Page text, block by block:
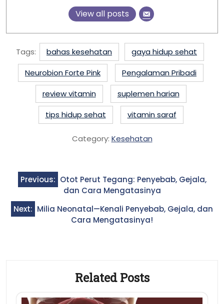
View all posts
Tags: bahas kesehatan
gaya hidup sehat
Neurobion Forte Pink
Pengalaman Pribadi
review vitamin
suplemen harian
tips hidup sehat
vitamin saraf
Category: Kesehatan
Post
navigation
Previous: Otot Perut Tegang: Penyebab, Gejala,
dan Cara Mengatasinya
Next: Milia Neonatal—Kenali Penyebab, Gejala, dan
Cara Mengatasinya!
Related Posts